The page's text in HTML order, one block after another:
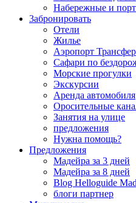
Набережные и
3абронировать
Отели
Жилье
Аэропорт
Сафари по
Морские прогулки
Экскурсии
Аренда автомобиля
Оросительные
Занятия на улице
предложения
Нужна помощь?
Предложения
Мадейра за 3 дней
Мадейра за 8 дней
Blog Helloguide
блоги партнер